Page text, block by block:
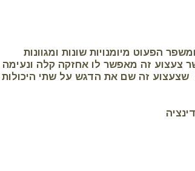
הפעוט מיומנויות שונות ומגוונות
צעצוע זה מאפשר לו אחזקה קלה
שצעצוע זה שם את הדגש על שתי